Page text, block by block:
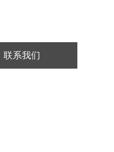
联系我们